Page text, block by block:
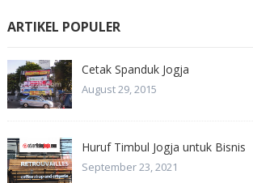
ARTIKEL POPULER
Cetak Spanduk Jogja
August 29, 2015
Huruf Timbul Jogja untuk Bisnis
September 23, 2021